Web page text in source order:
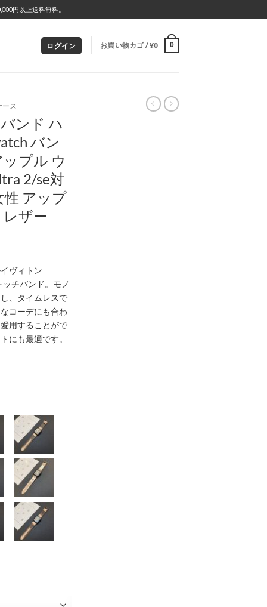
円以上送料無料。
ログイン お買い物カゴ /¥0 0
ース
ンド ハ
バン
プル ウ
2/se対
性 アップ
ザー
ヴィトン
ッチバンド。モノ
、タイムレスで
コーデにも合わ
用することがで
にも最適です。
003
006